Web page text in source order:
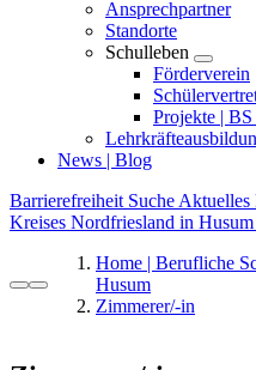
Ansprechpartner
Standorte
Schulleben
Förderverein
Projekte |
News | Blog
Barrierefreiheit Suche Aktuelles
Kreises Nordfriesland in Husum
Home | Berufliche
Husum
Zimmerer/-in